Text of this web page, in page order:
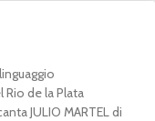
de la Plata
JULIO MARTEL di